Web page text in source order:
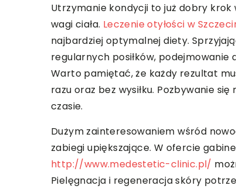
Utrzymanie kondycji to już dobry
wagi ciała. Leczenie otyłości w
najbardziej optymalnej diety.
regularnych posiłków,
Warto pamiętać, że każdy rezultat
razu oraz bez wysiłku. Pozbywanie
czasie.
Dużym zainteresowaniem wśród
zabiegi upiększające. W ofercie
http://www.medestetic-clinic.pl/
Pielęgnacja i regeneracja skóry